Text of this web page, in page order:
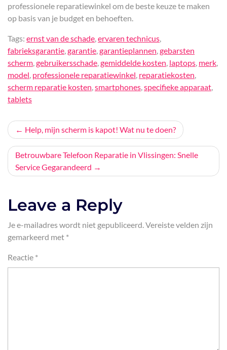
professionele reparatiewinkel om de beste keuze te maken
op basis van je budget en behoeften.
Tags: ernst van de schade,ervaren technicus,
fabrieksgarantie,garantie,garantieplannen,gebarsten
scherm,gebruikersschade,gemiddelde kosten, laptops, merk,
model, professionele reparatiewinkel, reparatiekosten,
scherm reparatie kosten,smartphones,specifieke apparaat,
tablets
Bericht
navigatie
Help, mijn scherm is kapot! Wat nu te doen?
Betrouwbare Telefoon Reparatie in Vlissingen: Snelle
Service Gegarandeerd
Leave a Reply
Je e-mailadres wordt niet gepubliceerd.Vereiste velden zijn
gemarkeerd met *
Reactie *